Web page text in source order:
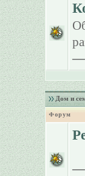
—
Дом и
Форум
—